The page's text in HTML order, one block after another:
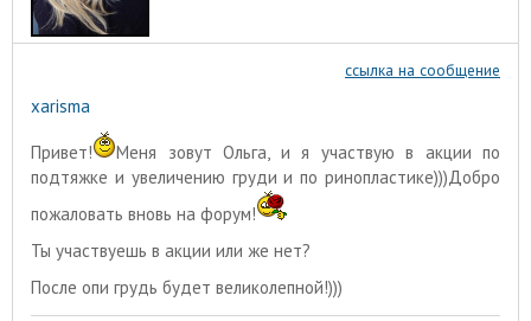
ссылка на сообщение
xarisma
Привет!
Меня зовут Ольга, и я участвую в акции по
подтяжке и увеличению груди и по ринопластике)))Добро
пожаловать вновь на форум!
Ты участвуешь в акции или же нет?
После опи грудь будет великолепной!)))